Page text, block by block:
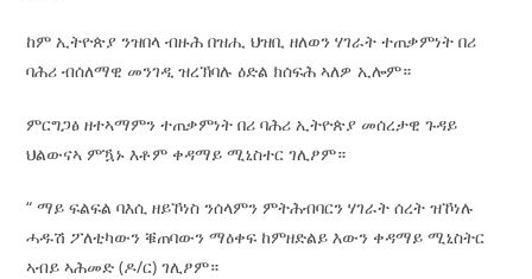
ከም ኢትዮጵያ ንዝበላ ብዙሕ በዝሒ ህዝቢ ዘለወን ሃገራት ተጠቃምነት በሪ
ባሕሪ ብሰለማዊ መንገዲ ዝረኽባሉ ዕድል ክሰፍሕ ኣለዎ ኢሎም።
ምርግጋፅ ዘተኣማምን ተጠቃምነት በሪ ባሕሪ ኢትዮጵያ መሰረታዊ ጉዳይ
ህልውናኣ ምዃኑ እቶም ቀዳማይ ሚኒስተር ገሊፆም።
“ ማይ ፍልፍል ባእሲ ዘይኾነስ ንሰላምን ምትሕብባርን ሃገራት ሰረት ዝኾነሉ
ሓዱሽ ፖለቲካውን ቑጠባውን ማዕቀፍ ከምዘድልይ እውን ቀዳማይ ሚኒስትር
ኣብይ ኣሕመድ (ዶ/ር) ገሊፆም።